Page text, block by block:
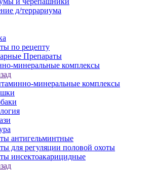
д/террариума
по рецепту
Препараты
минеральные комплексы
минеральные комплексы
антигельминтные
для регуляции половой охоты
инсектоакарицидные